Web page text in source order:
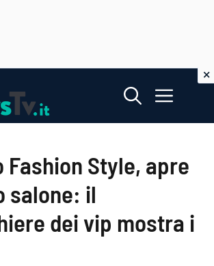
Menu
Fashion Style, apre
salone: il
dei vip mostra i